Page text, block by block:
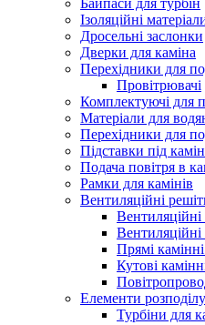
Байпаси для турбін
Ізоляційні
Дросельні заслонки
Дверки для каміна
Перехідники для
Провітрювачі
Комплектуючі для
Матеріали для
Перехідники для
Підставки під
Подача повітря в
Рамки для камінів
Вентиляційні
Прямі
Кутові
Елементи
Турбіни для